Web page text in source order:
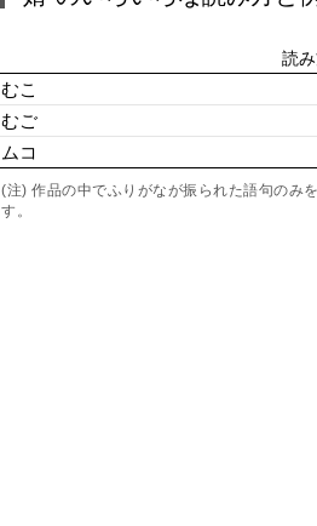
読
むこ
むご
ムコ
(注) 作品の中でふりがなが振られた語句のみ
す。